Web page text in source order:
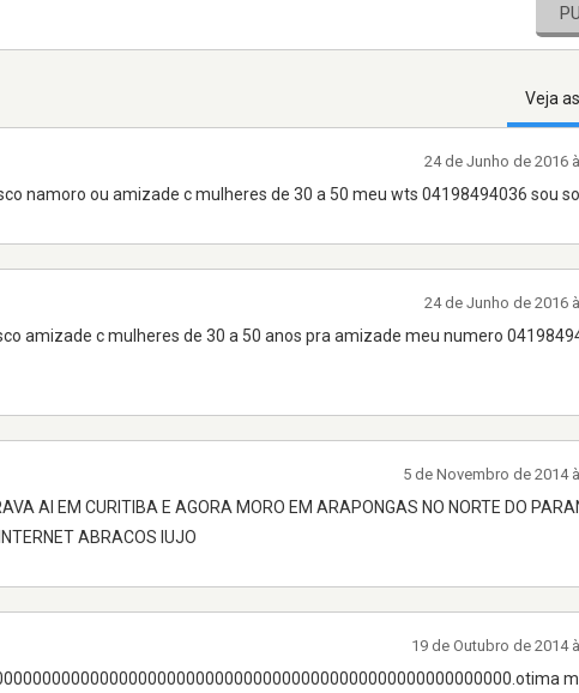
Veja
namoro ou amizade c mulheres de 30 a 50 meu wts 04198494036 sou
24 de Junho de 2016
amizade c mulheres de 30 a 50 anos pra amizade meu numero
24 de Junho de 2016
AI EM CURITIBA E AGORA MORO EM ARAPONGAS NO NORTE DO
ABRACOS IUJO
5 de Novembro de 2014
19 de Outubro de 2014